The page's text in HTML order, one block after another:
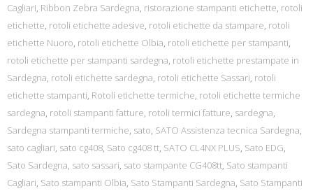
Cagliari, Ribbon Zebra Sardegna, ristorazione stampanti etichette, rotoli
etichette, rotoli etichette adesive, rotoli etichette da stampare, rotoli
etichette Nuoro, rotoli etichette Olbia, rotoli etichette per stampanti,
rotoli etichette per stampanti sardegna, rotoli etichette prestampate in
Sardegna, rotoli etichette sardegna, rotoli etichette Sassari, rotoli
etichette stampanti, Rotoli etichette termiche, rotoli etichette termiche
sardegna, rotoli stampanti fatture, rotoli termici fatture, sardegna,
Sardegna stampanti termiche, sato, SATO Assistenza tecnica Sardegna,
sato cagliari, sato cg408, Sato cg408 tt, SATO CL4NX PLUS, Sato EDG,
Sato Sardegna, sato sassari, sato stampante CG408tt, Sato stampanti
Cagliari, Sato stampanti Olbia, Sato Stampanti Sardegna, Sato Stampanti